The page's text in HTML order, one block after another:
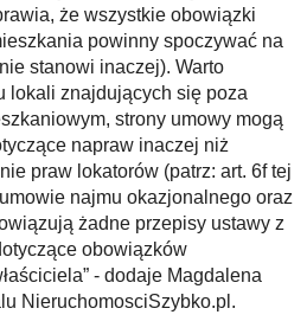
że wszystkie obowiązki
powinny spoczywać na
stanowi inaczej). Warto
lokali znajdujących się poza
strony umowy mogą
napraw inaczej niż
praw lokatorów (patrz: art. 6f tej
najmu okazjonalnego oraz
żadne przepisy ustawy z
obowiązków
- dodaje Magdalena
NieruchomosciSzybko.pl.